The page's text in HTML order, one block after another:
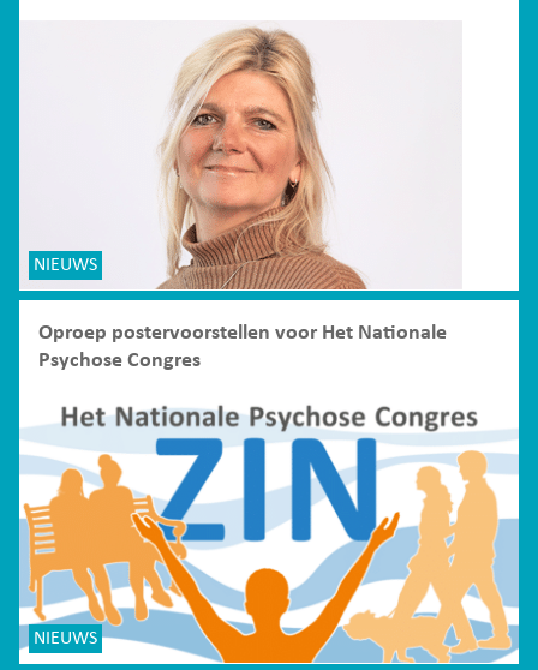
NIEUWS
Oproep postervoorstellen voor Het Nationale
Psychose Congres
NIEUWS